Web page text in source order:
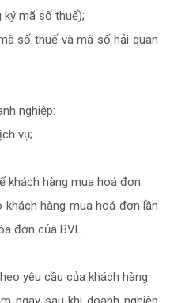
ký mã số thuế);
số thuế và mã số hải quan
nghiệp:
vụ;
hàng mua hoá đơn
hàng mua hoá đơn lần
đơn của BVL
yêu cầu của khách hàng